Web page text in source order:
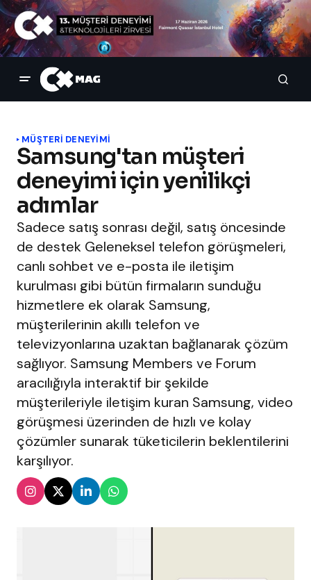
MÜŞTERI DENEYIMI
Samsung'tan müşteri
deneyimi için yenilikçi
adımlar
Sadece satış sonrası değil, satış öncesinde
de destek Geleneksel telefon görüşmeleri,
canlı sohbet ve e-posta ile iletişim
kurulması gibi bütün firmaların sunduğu
hizmetlere ek olarak Samsung,
müşterilerinin akıllı telefon ve
televizyonlarına uzaktan bağlanarak çözüm
sağlıyor. Samsung Members ve Forum
aracılığıyla interaktif bir şekilde
müşterileriyle iletişim kuran Samsung, video
görüşmesi üzerinden de hızlı ve kolay
çözümler sunarak tüketicilerin beklentilerini
karşılıyor.